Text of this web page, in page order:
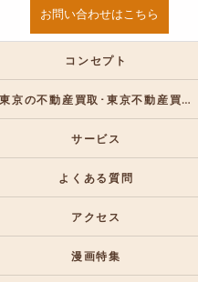
お問い合わせはこちら
コンセプト
東京の不動産買取･東京不動産買取センターの評判
サービス
よくある質問
アクセス
漫画特集